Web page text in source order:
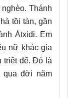
Thánh
tồi tàn, gần
Átxidi. Em
nữ khác gia
triệt để. Đó là
qua đời năm